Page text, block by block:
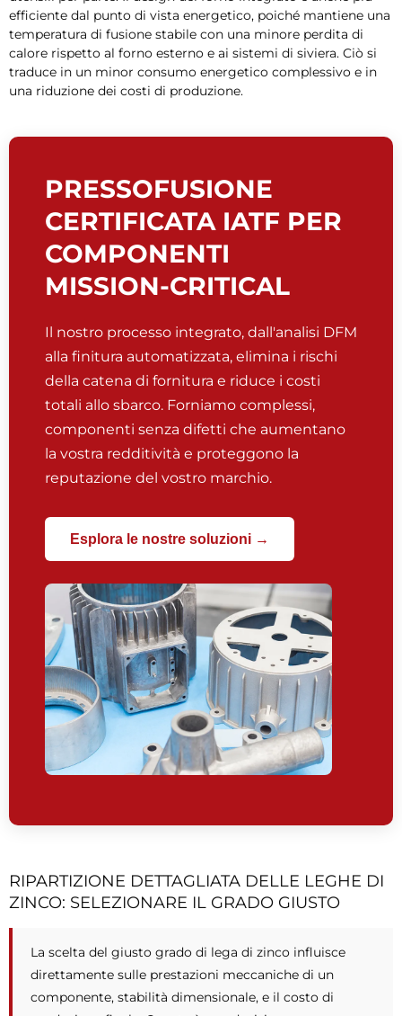
efficiente dal punto di vista energetico, poiché mantiene una
temperatura di fusione stabile con una minore perdita di
calore rispetto al forno esterno e ai sistemi di siviera. Ciò si
traduce in un minor consumo energetico complessivo e in
una riduzione dei costi di produzione.
PRESSOFUSIONE
CERTIFICATA IATF PER
COMPONENTI
MISSION-CRITICAL
Il nostro processo integrato, dall'analisi DFM
alla finitura automatizzata, elimina i rischi
della catena di fornitura e riduce i costi
totali allo sbarco. Forniamo complessi,
componenti senza difetti che aumentano
la vostra redditività e proteggono la
reputazione del vostro marchio.
Esplora le nostre soluzioni →
RIPARTIZIONE DETTAGLIATA DELLE LEGHE DI
ZINCO: SELEZIONARE IL GRADO GIUSTO
La scelta del giusto grado di lega di zinco influisce
direttamente sulle prestazioni meccaniche di un
componente, stabilità dimensionale, e il costo di